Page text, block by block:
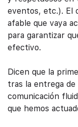
eventos, etc.). El
afable que vaya
para garantizar
efectivo.
Dicen que la
tras la entrega
comunicación
que hemos